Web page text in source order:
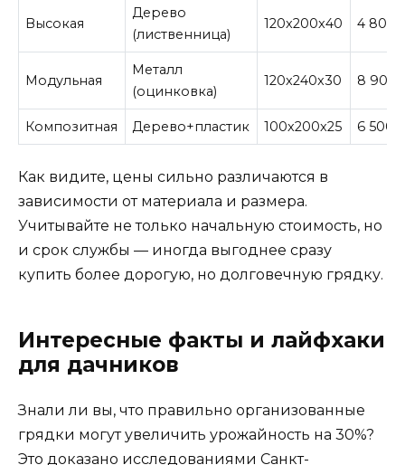
Высокая
Дерево
(лиственница)
120x200x40 4 800
Модульная
Металл
(оцинковка)
120x240x30 8 900
Композитная Дерево+пластик 100x200x25 6 500
Как видите, цены сильно различаются в
зависимости от материала и размера.
Учитывайте не только начальную стоимость, но
и срок службы — иногда выгоднее сразу
купить более дорогую, но долговечную грядку.
Интересные факты и лайфхаки
для дачников
Знали ли вы, что правильно организованные
грядки могут увеличить урожайность на 30%?
Это доказано исследованиями Санкт-